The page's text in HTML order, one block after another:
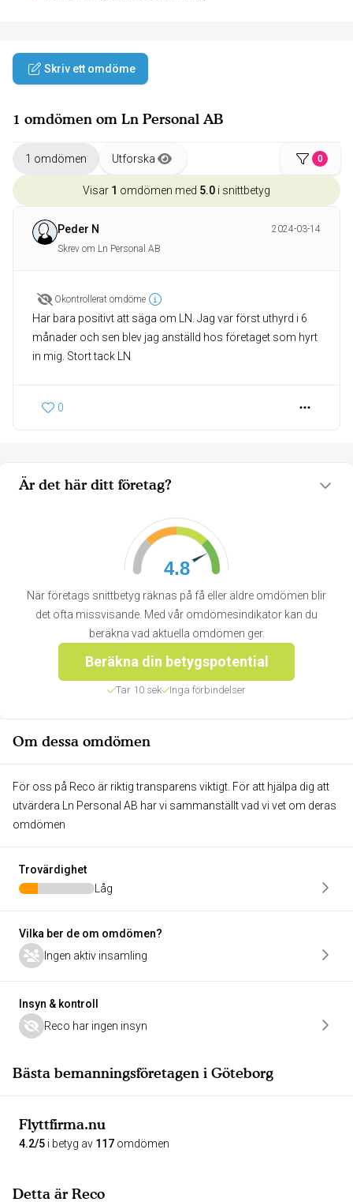
Är det här ditt företag?
4.8
När företags snittbetyg räknas på få eller äldre omdömen blir
det ofta missvisande. Med vår omdömesindikator kan du
beräkna vad aktuella omdömen ger.
Beräkna din betygspotential
Tar 10 sek Inga förbindelser
Om dessa omdömen
För oss på Reco är riktig transparens viktigt. För att hjälpa dig att
utvärdera Ln Personal AB har vi sammanställt vad vi vet om deras
omdömen
Trovärdighet
Låg
Vilka ber de om omdömen?
Ingen aktiv insamling
Insyn & kontroll
Reco har ingen insyn
Bästa bemanningsföretagen i Göteborg
Flyttfirma.nu
4.2/5 i betyg av 117 omdömen
Detta är Reco
Skriv ett omdöme
1 omdömen om Ln Personal AB
1 omdömen Utforska 0
Visar 1 omdömen med 5.0 i snittbetyg
Peder N
2024-03-14
Skrev om Ln Personal AB
Okontrollerat omdöme
Har bara positivt att säga om LN. Jag var först uthyrd i 6
månader och sen blev jag anställd hos företaget som hyrt
in mig. Stort tack LN
0